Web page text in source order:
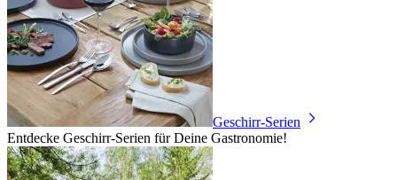
Geschirr-Serien
Entdecke Geschirr-Serien für Deine Gastronomie!